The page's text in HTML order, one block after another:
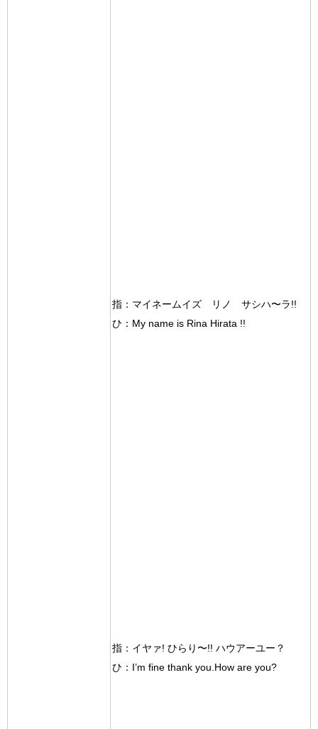
指：マイネームイズ リノ サシハ〜ラ!!
ひ：My name is Rina Hirata !!
指：イヤァ! ひらり〜!! ハウアーユー？
ひ：I’m fine thank you.How are you?